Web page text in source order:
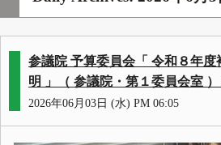
参議院 予算委員会「 令和８年
明 」（ 参議院・第１委員会室
2026年06月03日 (水) PM 06:05